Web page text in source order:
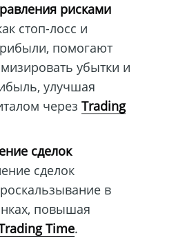
рисками
стоп-лосс и
помогают
убытки и
улучшая
через Trading
сделок
сделок
в
повышая
Time.